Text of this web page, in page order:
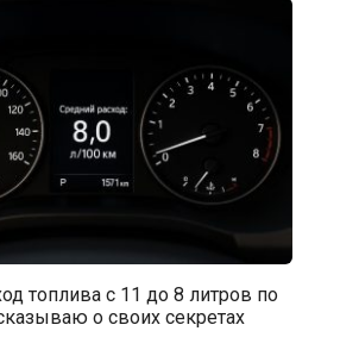
топлива с 11 до 8 литров по
о своих секретах